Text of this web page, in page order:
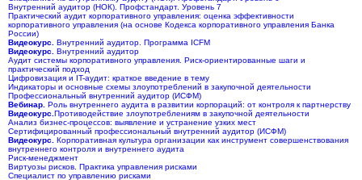
Внутренний аудитор (НОК). Профстандарт. Уровень 7
Практический аудит корпоративного управления: оценка эффективности
корпоративного управления (на основе Кодекса корпоративного управления Банка
России)
Видеокурс.
Внутренний аудитор. Программа ICFM
Видеокурс.
Внутренний аудитор
Аудит системы корпоративного управления. Риск-ориентированные шаги и
практический подход
Цифровизация и IT-аудит: краткое введение в тему
Индикаторы и основные схемы злоупотреблений в закупочной деятельности
Профессиональный внутренний аудитор (ИСФМ)
Вебинар. Роль внутреннего аудита в развитии корпораций: от контроля к партнерству
Видеокурс. Противодействие злоупотреблениям в закупочной деятельности
Анализ бизнес-процессов: выявление и устранение узких мест
Сертифицированный профессиональный внутренний аудитор (ИСФМ)
Видеокурс.
Корпоративная культура организации как инструмент совершенствования
внутреннего контроля и внутреннего аудита
Риск-менеджмент
Виртуозы рисков. Практика управления рисками
Специалист по управлению рисками